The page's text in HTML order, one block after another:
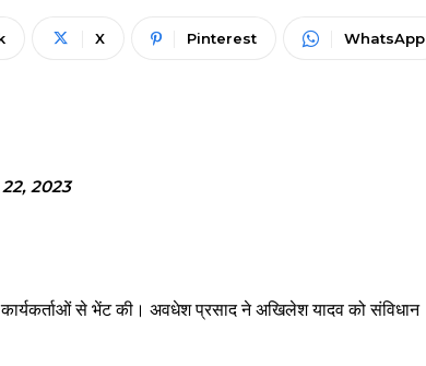
X Pinterest WhatsApp
2023
से भेंट की। अवधेश प्रसाद ने अखिलेश यादव को संविधान